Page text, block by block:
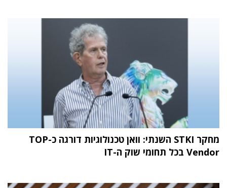
מחקר STKI השנתי: וואן טכנולוגיות דורגה כ-TOP
Vendor בכל תחומי שוק ה-IT